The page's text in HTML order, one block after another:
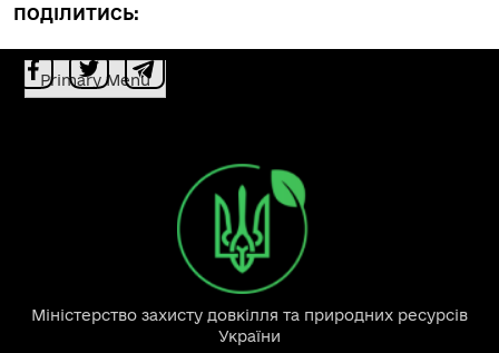
ПОДІЛИТИСЬ:
Primary Menu
Міністерство захисту довкілля та природних ресурсів
України